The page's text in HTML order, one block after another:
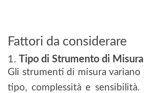
Fattori da considerare
1. Tipo di Strumento di Misura
Gli strumenti di misura
tipo, complessità e